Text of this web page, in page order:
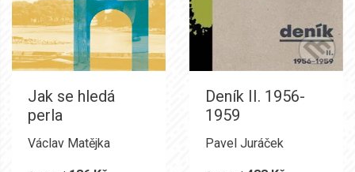
Jak se hledá
perla
Václav Matějka
Deník II. 1956-
1959
Pavel Juráček